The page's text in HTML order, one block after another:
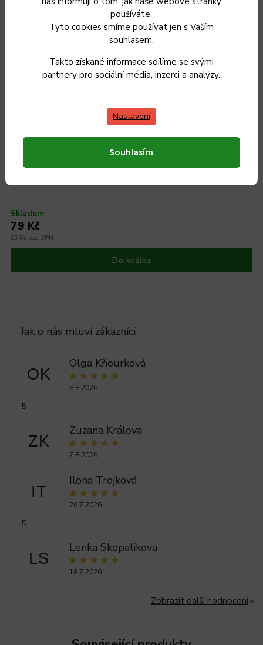
používáte.
Tyto cookies smíme používat jen s Vaším
souhlasem.
Takto získané informace sdílíme se svými
partnery pro sociální média, inzerci a analýzy.
Nastavení
Souhlasím
Dřevěný louskáček na ořechy KOLIMAX, 16 cm
Skladem
65 Kč bez DPH
79 Kč
Do košíku
OK
Olga Kňourková
8.8.2026
5
ZK
Zuzana Králova
7.8.2026
IT
Ilona Trojková
26.7.2026
5
LS
Lenka Skopalikova
18.7.2026
Zobrazit další hodnocení